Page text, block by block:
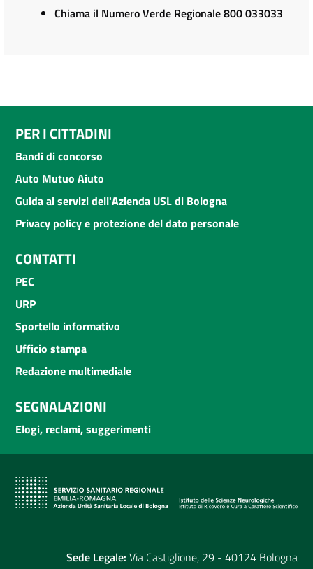
Chiama il Numero Verde Regionale 800 033033
PER I CITTADINI
Bandi di concorso
Auto Mutuo Aiuto
Guida ai servizi dell'Azienda USL di Bologna
Privacy policy e protezione del dato personale
CONTATTI
PEC
URP
Sportello informativo
Ufficio stampa
Redazione multimediale
SEGNALAZIONI
Elogi, reclami, suggerimenti
Sede Legale: Via Castiglione, 29 - 40124 Bologna